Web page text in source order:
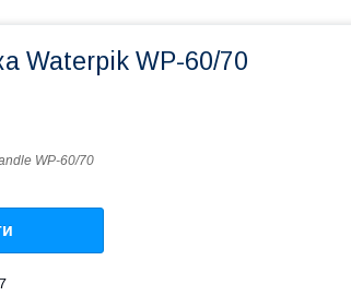
Waterpik WP-60/70
WP-60/70